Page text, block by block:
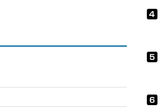
第6回 Windows XP Mode